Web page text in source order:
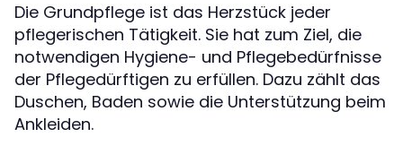
Die Grundpflege ist das Herzstück jeder
pflegerischen Tätigkeit. Sie hat zum Ziel, die
notwendigen Hygiene- und Pflegebedürfnisse
der Pflegedürftigen zu erfüllen. Dazu zählt das
Duschen, Baden sowie die Unterstützung beim
Ankleiden.